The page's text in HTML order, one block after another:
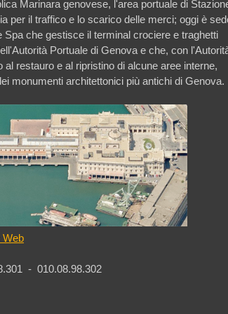
Marinara genovese, l'area portuale di
per il traffico e lo scarico delle merci; oggi è
che gestisce il terminal crociere e traghetti
Portuale di Genova e che, con
restauro e al ripristino di alcune aree interne,
monumenti architettonici più antichi di Genova.
Web
- 010.08.98.302